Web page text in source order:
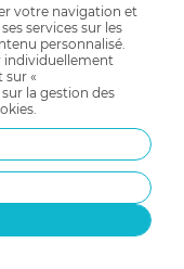
et la couleur du
est également
bébé de l'avoir en
inséparable avec
Payer en plusieurs fois
avec Klarna
Dès 35 € d'achats
votre navigation et
services sur les
personnalisé.
individuellement
sur «
sur la gestion des
.